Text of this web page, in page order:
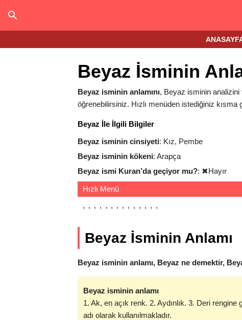
Beyaz İsminin
Beyaz isminin anlamını, Beyaz isminin
öğrenebilirsiniz. Hızlı menüden istediğiniz kısma
Beyaz İle İlgili Bilgiler
Beyaz isminin cinsiyeti: Kız, Pembe
Beyaz isminin kökeni: Arapça
Beyaz ismi Kuran’da geçiyor mu?: ✖Hayır
Hızlı Menü
Beyaz İsminin Anlamı
Beyaz isminin anlamı, Beyaz ne demektir,
Beyaz isminin anlamı
1. Ak, en açık renk. 2. Aydınlık. 3. Deri
adı olarak kullanılmakladır.